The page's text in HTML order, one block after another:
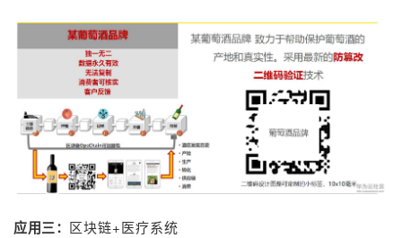
应用三： 区块链+医疗系统